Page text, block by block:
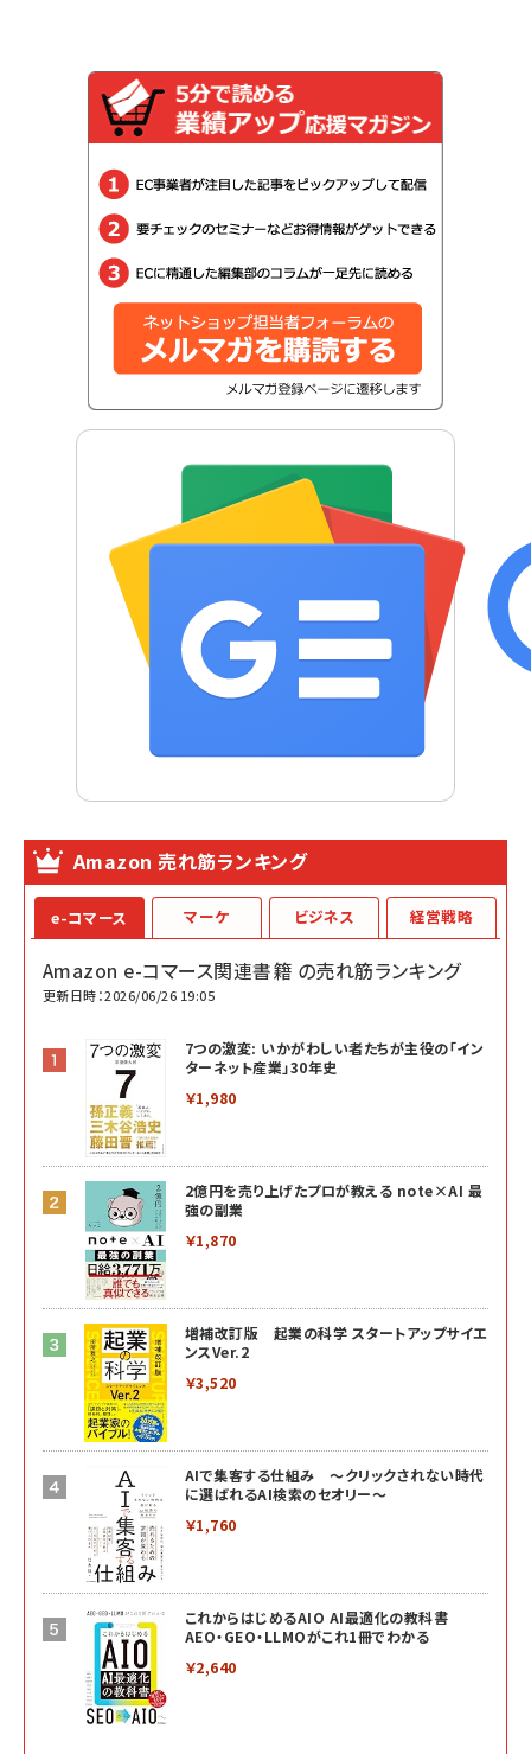
Amazon 売れ筋ランキング
e-コマース
Amazon e-コマース関連書籍 の売れ筋ランキング
更新日時：2026/06/26 19:05
7つの激変: いかがわしい者たちが主役の「イン
ターネット産業」30年史
￥1,980
2億円を売り上げたプロが教える note×AI 最
強の副業
￥1,870
増補改訂版 起業の科学 スタートアップサイエ
ンスVer.2
￥3,520
AIで集客する仕組み ～クリックされない時代
に選ばれるAI検索のセオリー～
￥1,760
これからはじめるAIO AI最適化の教科書
AEO・GEO・LLMOがこれ1冊でわかる
￥2,640
マーケ ビジネス 経営戦略